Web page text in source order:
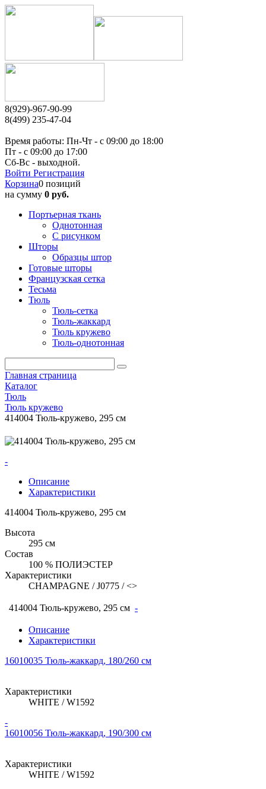
8(929)-967-90-99
8(499) 235-47-04
Время работы: Пн-Чт - c 09:00 до 18:00
Пт - с 09:00 до 17:00
Сб-Вс - выходной.
Войти Регистрация
Корзина0 позиций
на сумму 0 руб.
Портьерная ткань
Однотонная
С рисунком
Шторы
Образцы штор
Готовые шторы
Французская сетка
Тесьма
Тюль
Тюль-сетка
Тюль-жаккард
Тюль кружево
Тюль-однотонная
Главная страница
Каталог
Тюль
Тюль кружево
414004 Тюль-кружево, 295 см
-
Описание
Характеристики
414004 Тюль-кружево, 295 см
Высота
295 см
Состав
100 % ПОЛИЭСТЕР
Характеристики
CHAMPAGNE / J0775 / <>
414004 Тюль-кружево, 295 см -
Описание
Характеристики
16010035 Тюль-жаккард, 180/260 см
Характеристики
WHITE / W1592
-
16010056 Тюль-жаккард, 190/300 см
Характеристики
WHITE / W1592